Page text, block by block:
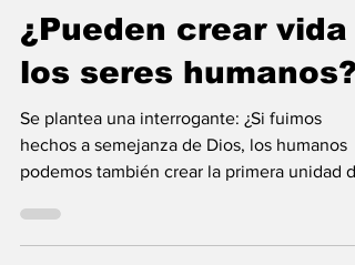
Maria Mercedes y Vladimir Gessen
10 min de lectura
¿Pueden crear vida
los seres humanos?
hechos a semejanza de Dios, los humanos
podemos también crear la primera unidad